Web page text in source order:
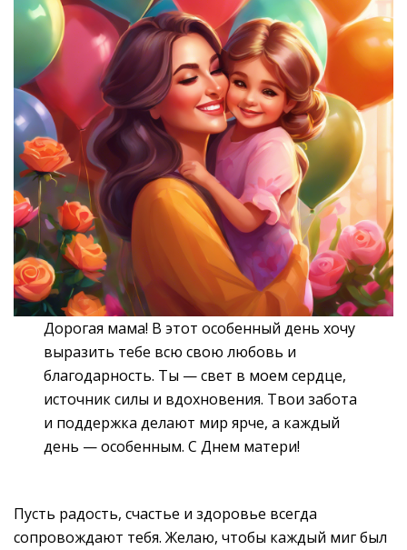
Дорогая мама! В этот особенный день хочу
выразить тебе всю свою любовь и
благодарность. Ты — свет в моем сердце,
источник силы и вдохновения. Твои забота
и поддержка делают мир ярче, а каждый
день — особенным. С Днем матери!
Пусть радость, счастье и здоровье всегда
сопровождают тебя. Желаю, чтобы каждый миг был